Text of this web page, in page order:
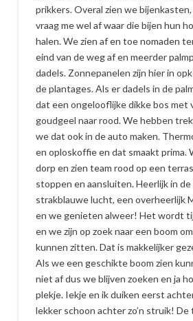
prikkers. Overal zien we
vraag me wel af waar die bijen hun
halen. We zien af en toe nomaden
eind van de weg af en meerder
dadels. Zonnepanelen zijn hier in
de plantages. Als er dadels in de
dat een ongelooflijke dikke bos met
goudgeel naar rood. We hebben
we dat ook in de auto maken.
en oploskoffie en dat smaakt prima.
dorp en zien team rood op een
stoppen en aansluiten. Heerlijk in
strakblauwe lucht, een overheerlijk
en we genieten alweer! Het wordt
en we zijn op zoek naar een boom
kunnen zitten. Dat is makkelijker
Als we een geschikte boom zien
niet af dus we blijven zoeken en ja
plekje. Iekje en ik duiken eerst
lekker schoon achter zo’n struik!